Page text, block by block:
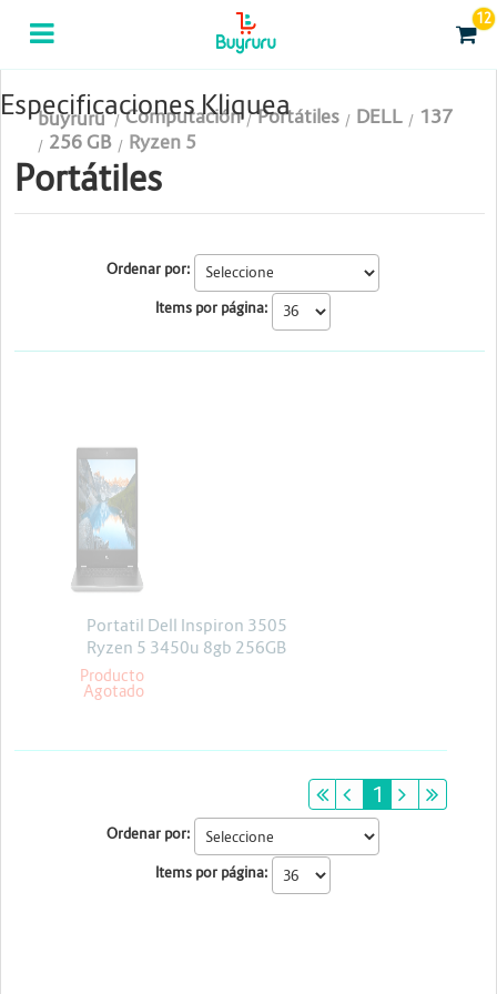
Categorias
12
Computación
Tablas Digitalizadoras
Celulares y Tablets
Telefonía IP
Energia y Potencia
Marcas
Especificaciones Kliquea
buyruru Computación Portátiles DELL
137
256 GB
Ryzen 5
Portátiles
Ordenar por:
Items por página:
Portatil Dell Inspiron 3505
Ryzen 5 3450u 8gb 256GB
Win10 15.6
Producto
Agotado
primeiro
anterior
1 próximo
Ordenar por:
Items por página: